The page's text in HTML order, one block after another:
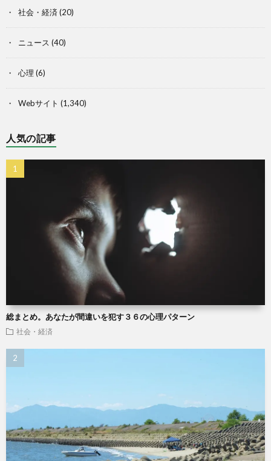
社会・経済 (20)
ニュース (40)
心理 (6)
Webサイト (1,340)
人気の記事
総まとめ。あなたが間違いを犯す３６の心理パターン
社会・経済